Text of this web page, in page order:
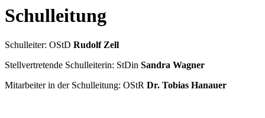
Schulleitung
Schulleiter: OStD Rudolf Zell
Stellvertretende Schulleiterin: StDin Sandra Wagner
Mitarbeiter in der Schulleitung: OStR Dr. Tobias Hanauer